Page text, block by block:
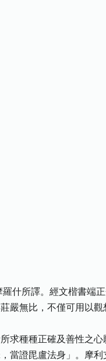
什所譯。經文楷書端
嚴無比，不僅可用以觀
求種種正確及善性之
當證毘盧法身」。摩